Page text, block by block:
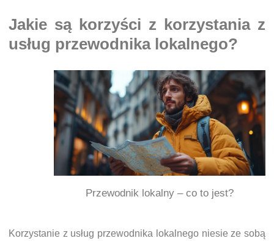
Jakie są korzyści z korzystania z
usług przewodnika lokalnego?
Przewodnik lokalny – co to jest?
Korzystanie z usług przewodnika lokalnego niesie ze sobą